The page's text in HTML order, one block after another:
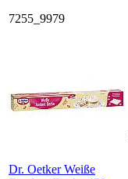
7255_9979
Dr. Oetker Weiße